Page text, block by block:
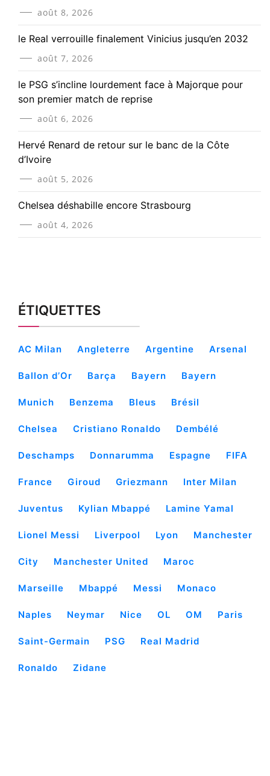
août 8, 2026
le Real verrouille finalement Vinicius jusqu’en 2032
août 7, 2026
le PSG s’incline lourdement face à Majorque pour
son premier match de reprise
août 6, 2026
Hervé Renard de retour sur le banc de la Côte
d’Ivoire
août 5, 2026
Chelsea déshabille encore Strasbourg
août 4, 2026
ÉTIQUETTES
AC Milan Angleterre Argentine Arsenal
Ballon d’Or Barça Bayern Bayern
Munich Benzema Bleus Brésil
Chelsea Cristiano Ronaldo Dembélé
Deschamps Donnarumma Espagne FIFA
France Giroud Griezmann Inter Milan
Juventus Kylian Mbappé Lamine Yamal
Lionel Messi Liverpool Lyon Manchester
City Manchester United Maroc
Marseille Mbappé Messi Monaco
Naples Neymar Nice OL OM Paris
Saint-Germain PSG Real Madrid
Ronaldo Zidane